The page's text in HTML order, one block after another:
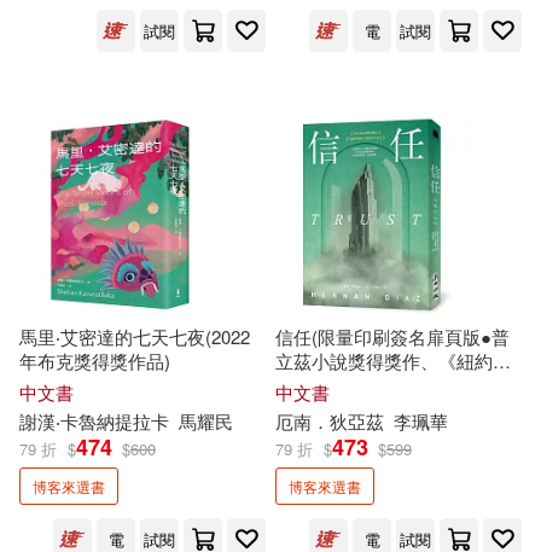
Thomas Bulfinch(11)
ケイ・エム・プロデュース(11)
吳正英(11)
喜樂亞股份有限公司(11)
奧里森‧馬登(11) 張泉(11)
彭緒洛(11) 手島史詞(11)
知識產權出版社(48)
秀威資訊(48) 長鴻出版社(48)
鷺江出版社(48) ECM(47)
南海出版公司(47) 釀出版(47)
世一(46)
北京聯合出版公司(46)
試閱
電
試閱
馬里‧艾密達的七天七夜(2022
年布克獎得獎作品)
中文書
謝漢‧卡魯納提拉卡 馬耀民
79 折 $474 $600
博客來選書
電 試閱
信任(限量印刷簽名扉頁版●普
立茲小說獎得獎作、《紐約時
報》21世紀百大好書、歐巴馬
年度選書)
中文書
厄南．狄亞茲 李珮華
79 折 $473 $599
博客來選書
電 試閱